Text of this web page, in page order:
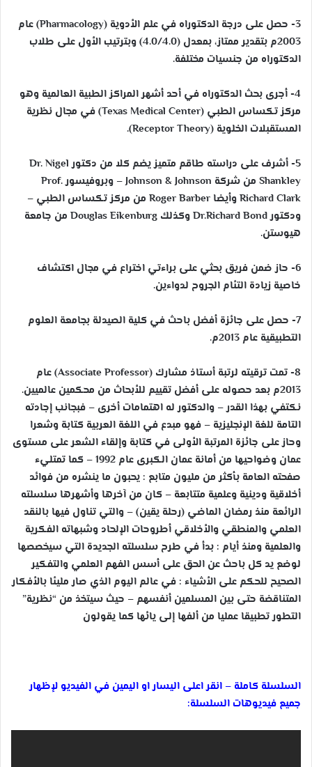
3- حصل على درجة الدكتوراه في علم الأدوية (Pharmacology) عام
2003م بتقدير ممتاز، بمعدل (4.0/4.0) وبترتيب الأول على طلاب
الدكتوراه من جنسيات مختلفة.
4- أجرى بحث الدكتوراه في أحد أشهر المراكز الطبية العالمية وهو
مركز تكساس الطبي (Texas Medical Center) في مجال نظرية
المستقبلات الخلوية (Receptor Theory).
5- أشرف على دراسته طاقم متميز يضم كلا من دكتور Dr. Nigel
Shankley من شركة Johnson & Johnson – وبروفيسور Prof.
Richard Clark وأيضا Roger Barber من مركز تكساس الطبي –
ودكتور Dr.Richard Bond وكذلك Douglas Eikenburg من جامعة
هيوستن.
6- حاز ضمن فريق بحثي على براءتي اختراع في مجال اكتشاف
خاصية زيادة التئام الجروح لدواءين.
7- حصل على جائزة أفضل باحث في كلية الصيدلة بجامعة العلوم
التطبيقية عام 2013م.
8- تمت ترقيته لرتبة أستاذ مشارك (Associate Professor) عام
2013م بعد حصوله على أفضل تقييم للأبحاث من محكمين عالميين.
نكتفي بهذا القدر – والدكتور له اهتمامات أخرى – فبجانب إجادته
التامة للغة الإنجليزية – فهو مبدع في اللغة العربية كتابة وشعرا
وحاز على جائزة المرتبة الأولى في كتابة وإلقاء الشعر على مستوى
عمان وضواحيها من أمانة عمان الكبرى عام 1992 – كما تمتليء
صفحته العامة بأكثر من مليون متابع : يحبون ما ينشره من فوائد
أخلاقية ودينية وعلمية متتابعة – كان من آخرها وأشهرها سلسلته
الرائعة منذ رمضان الماضي (رحلة يقين) – والتي تناول فيها بالنقد
العلمي والمنطقي والأخلاقي أطروحات الإلحاد وشبهاته الفكرية
والعلمية ومنذ أيام : بدأ في طرح سلسلته الجديدة التي سيخصصها
لوضع يد كل باحث عن الحق على أسس الفهم العلمي والتفكير
الصحيح للحكم على الأشياء : في عالم اليوم الذي صار مليئا بالأفكار
المتناقضة حتى بين المسلمين أنفسهم – حيث سيتخذ من “نظرية”
التطور تطبيقا عمليا من ألفها إلى يائها كما يقولون
السلسلة كاملة – انقر اعلى اليسار او اليمين في الفيديو لإظهار
جميع فيديوهات السلسلة: